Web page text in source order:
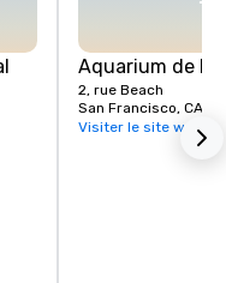
Aquarium de la
2, rue Beach
San Francisco, CA,
Visiter le site web